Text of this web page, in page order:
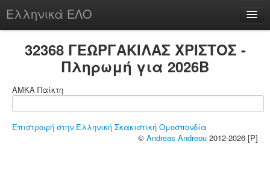
Ελληνικά ΕΛΟ
chesstu.be @ discord
32368 ΓΕΩΡΓΑΚΙΛΑΣ ΧΡΙΣΤΟΣ -
Πληρωμή για 2026B
ΑΜΚΑ Παίκτη
Επιστροφή στην Ελληνική Σκακιστική Ομοσπονδία
© Andreas Andreou 2012-2026 [P]